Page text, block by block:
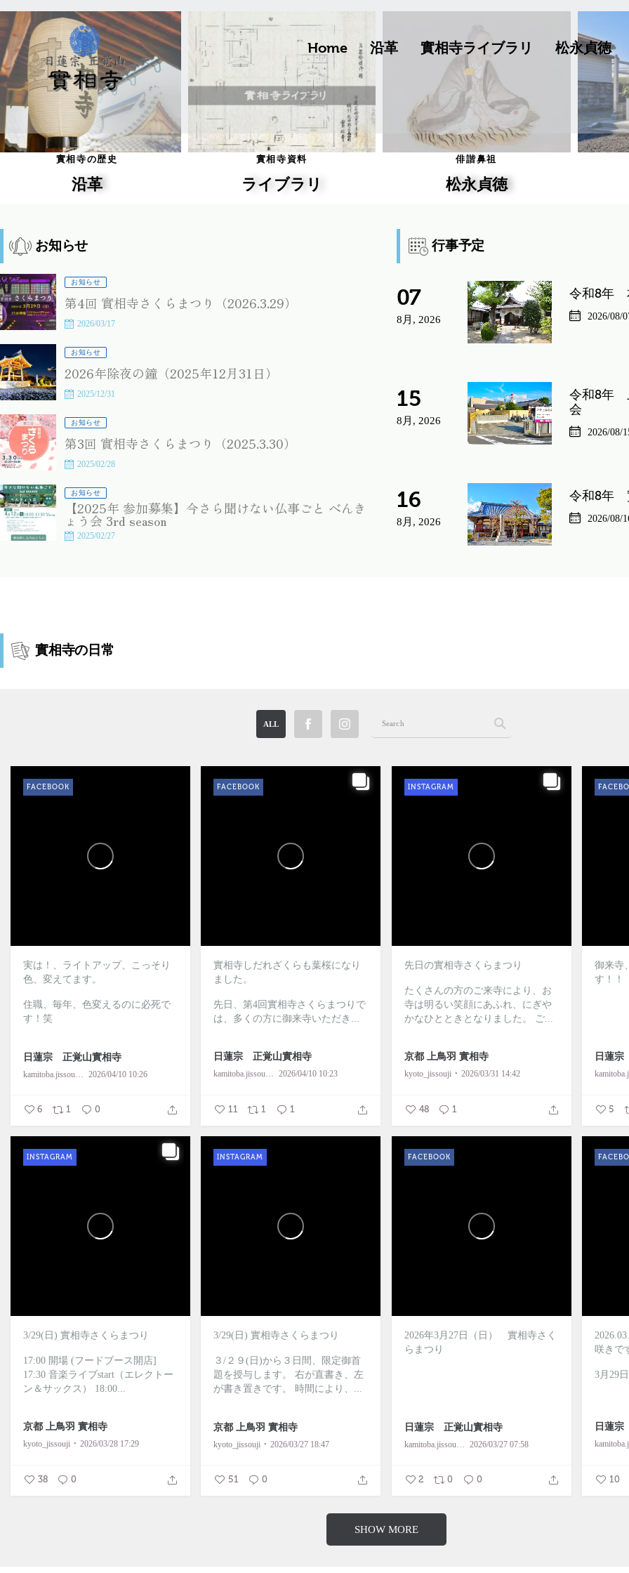
Home 沿革 實相寺ライブラリ 松永貞徳
實相寺の歴史
沿革
實相寺資料
ライブラリ
俳諧鼻祖
松永貞徳
お知らせ
お知らせ
第4回 實相寺さくらまつり（2026.3.29）
2026/03/17
お知らせ
2026年除夜の鐘（2025年12月31日）
2025/12/31
お知らせ
第3回 實相寺さくらまつり（2025.3.30）
2025/02/28
お知らせ
【2025年 参加募集】今さら聞けない仏事ごと べんき
ょう会 3rd season
2025/02/27
行事予定
07
8月, 2026
令和8年
2026/08/
15
8月, 2026
令和8年
会
2026/08/
16
8月, 2026
令和8年
2026/08/
實相寺の日常
ALL
実は！、ライトアップ、こっそり
色、変えてます。
住職、毎年、色変えるのに必死で
す！笑
日蓮宗 正覚山實相寺
kamitoba.jissouji 2026/04/10 10:26
FACEBOOK
6 1 0
實相寺しだれざくらも葉桜になり
ました。
先日、第4回實相寺さくらまつりで
は、多くの方に御来寺いただき...
日蓮宗 正覚山實相寺
kamitoba.jissouji 2026/04/10 10:23
FACEBOOK
11 1 1
先日の實相寺さくらまつり
たくさんの方のご来寺により、お
寺は明るい笑顔にあふれ、にぎや
かなひとときとなりました。
ご...
京都 上鳥羽 實相寺
kyoto_jissouji 2026/03/31 14:42
INSTAGRAM
48 1
御来寺
す！！
日蓮
5
3/29(日) 實相寺さくらまつり
17:00 開場 (フードブース開店]
17:30 音楽ライブstart（エレクトー
ン＆サックス）
18:00...
京都 上鳥羽 實相寺
kyoto_jissouji 2026/03/28 17:29
INSTAGRAM
38 0
3/29(日) 實相寺さくらまつり
３/２９(日)から３日間、限定御首
題を授与します。
右が直書き、左
が書き置きです。
時間により、...
京都 上鳥羽 實相寺
kyoto_jissouji 2026/03/27 18:47
INSTAGRAM
51 0
2026年3月27日（日） 實相寺さく
らまつり
日蓮宗 正覚山實相寺
kamitoba.jissouji 2026/03/27 07:58
FACEBOOK
2 0 0
咲きで
3月29
日蓮
10
SHOW MORE